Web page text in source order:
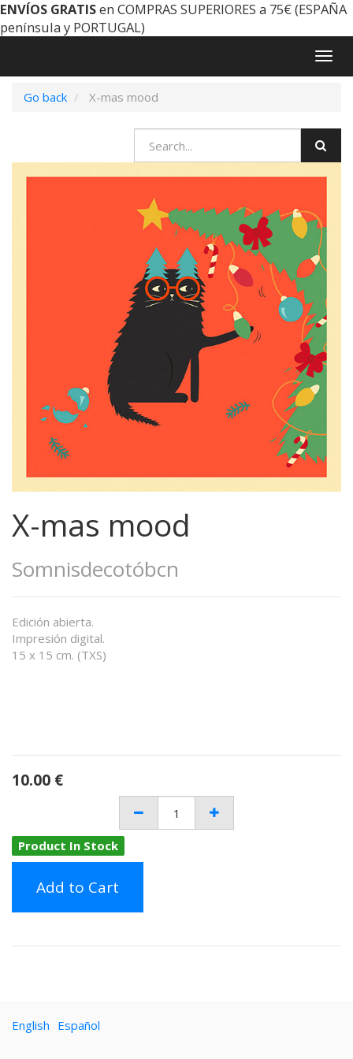
ENVÍOS GRATISen COMPRAS SUPERIORES a 75€ (ESPAÑA
península y PORTUGAL)
Go back
X-mas mood
X-mas mood
Somnisdecotóbcn
Edición abierta.
Impresión digital.
15 x 15 cm. (TXS)
10.00 €
Product In Stock
Add to Cart
English Español